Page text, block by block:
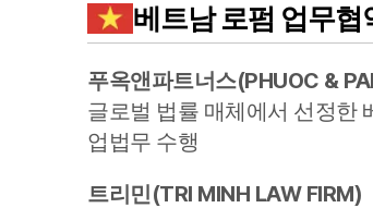
베트남로펌 업무협
푸옥앤파트너스(PHUOC &
글로벌 법률 매체에서 선정한
업법무 수행
트리민(TRI MINH LAW FIRM)